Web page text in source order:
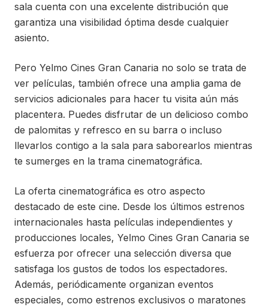
sala cuenta con una excelente distribución que
garantiza una visibilidad óptima desde cualquier
asiento.
Pero Yelmo Cines Gran Canaria no solo se trata de
ver películas, también ofrece una amplia gama de
servicios adicionales para hacer tu visita aún más
placentera. Puedes disfrutar de un delicioso combo
de palomitas y refresco en su barra o incluso
llevarlos contigo a la sala para saborearlos mientras
te sumerges en la trama cinematográfica.
La oferta cinematográfica es otro aspecto
destacado de este cine. Desde los últimos estrenos
internacionales hasta películas independientes y
producciones locales, Yelmo Cines Gran Canaria se
esfuerza por ofrecer una selección diversa que
satisfaga los gustos de todos los espectadores.
Además, periódicamente organizan eventos
especiales, como estrenos exclusivos o maratones